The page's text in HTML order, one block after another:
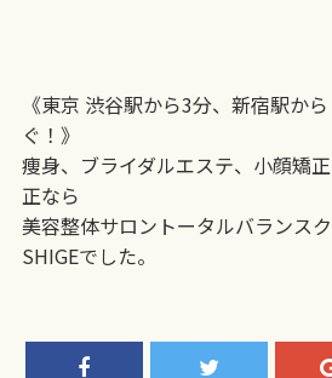
《東京 渋谷駅から3分、新宿駅か
ぐ！》
痩身、ブライダルエステ、小顔矯
正なら
美容整体サロントータルバランス
SHIGEでした。